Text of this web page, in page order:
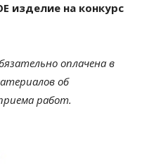
изделие на конкурс
оплачена в
об
работ.